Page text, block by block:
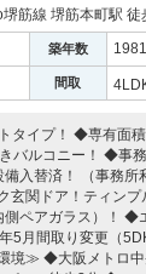
筋線 堺筋本町駅 徒
築年数
間取
タイプ！ ◆専有面積
バルコニー！ ◆事
入替済！ （事務所
関ドア！ティンプ
ペアガラス）！ ◆
5月間取り変更（
境≫ ◆大阪メトロ中